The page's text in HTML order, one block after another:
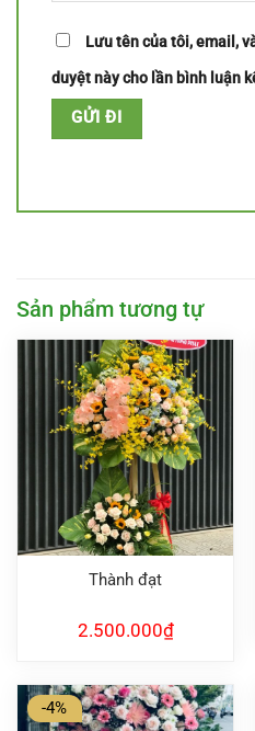
Lưu tên của tôi, email,
duyệt này cho lần bình luận
Sản phẩm tương tự
Thành đạt
2.500.000₫
-4%